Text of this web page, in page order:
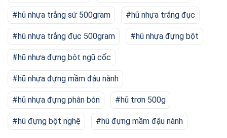
hũ nhựa trắng sứ 500gram hũ nhựa trắng đục
hũ nhựa trắng đục 500gram hũ nhựa đựng bột
hũ nhựa đựng bột ngũ cốc
hũ nhựa đựng mầm đậu nành
hũ nhựa đựng phân bón hũ trơn 500g
hũ đựng bột nghệ hũ đựng mầm đậu nành